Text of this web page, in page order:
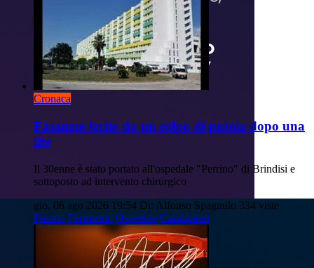
Cronaca
Fasanese ferito da un colpo di pistola dopo una
lite
Il 30enne è stato portato all'ospedale "Perrino" di Brindisi e
sottoposto ad intervento chirurgico
gio, 06 ago 2026 19:54 Di: Alfonso Spagnulo 334 viste
Fasano Ferimento Ospedale Carabinieri